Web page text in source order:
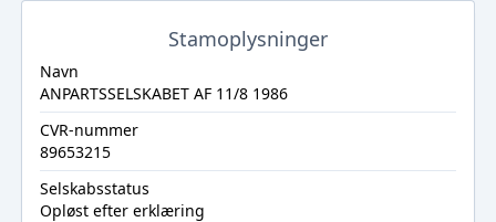
Stamoplysninger
Navn
ANPARTSSELSKABET AF 11/8 1986
CVR-nummer
89653215
Selskabsstatus
Opløst efter erklæring